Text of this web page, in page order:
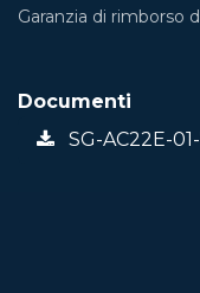
Garanzia di rimborso
Documenti
SG-AC22E-